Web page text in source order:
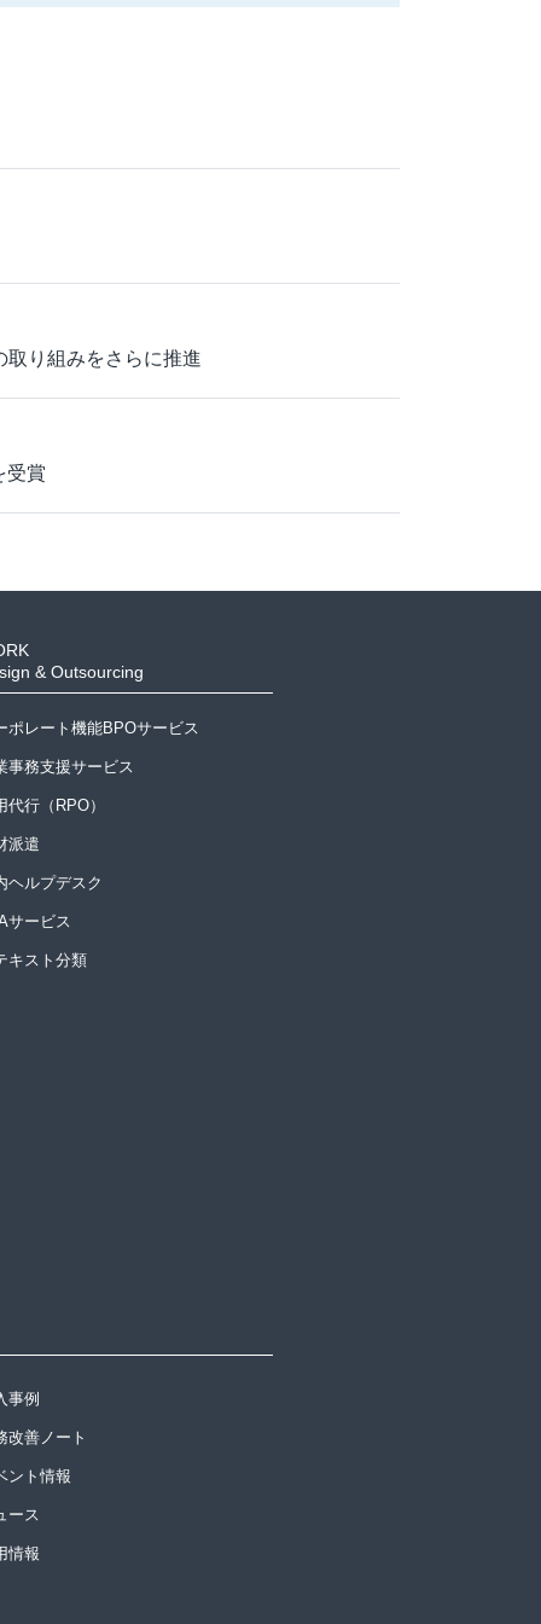
り組みをさらに推進
受賞
& Outsourcing
ポレート機能BPOサービス
事務支援サービス
代行（RPO）
派遣
ヘルプデスク
サービス
キスト分類
事例
改善ノート
ント情報
ース
情報